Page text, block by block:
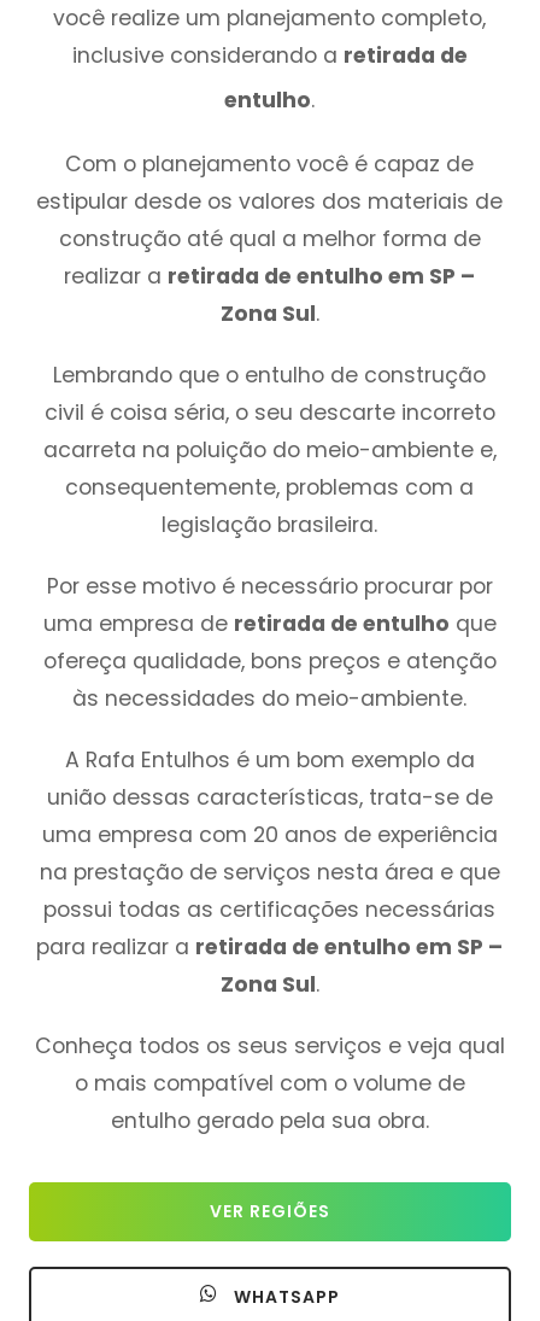
você realize um planejamento completo,
inclusive considerando a retirada de
entulho.
Com o planejamento você é capaz de
estipular desde os valores dos materiais de
construção até qual a melhor forma de
realizar a retirada de entulho em SP –
Zona Sul.
Lembrando que o entulho de construção
civil é coisa séria, o seu descarte incorreto
acarreta na poluição do meio-ambiente e,
consequentemente, problemas com a
legislação brasileira.
Por esse motivo é necessário procurar por
uma empresa de retirada de entulho que
ofereça qualidade, bons preços e atenção
às necessidades do meio-ambiente.
A Rafa Entulhos é um bom exemplo da
união dessas características, trata-se de
uma empresa com 20 anos de experiência
na prestação de serviços nesta área e que
possui todas as certificações necessárias
para realizar a retirada de entulho em SP –
Zona Sul.
Conheça todos os seus serviços e veja qual
o mais compatível com o volume de
entulho gerado pela sua obra.
VER REGIÕES
WHATSAPP